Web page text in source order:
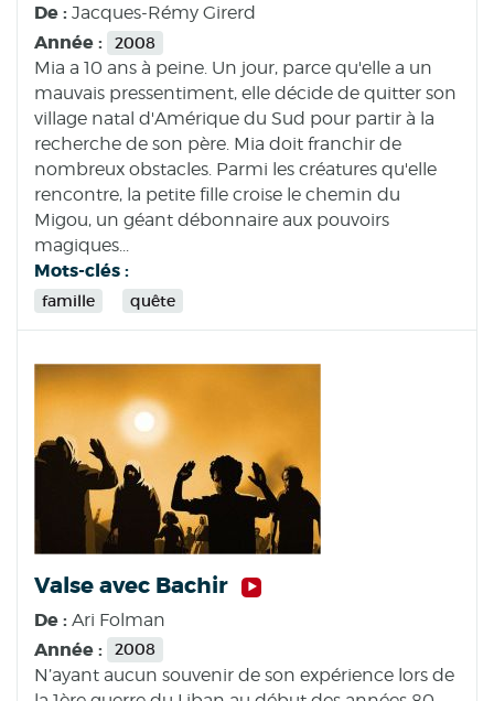
De : Jacques-Rémy Girerd
Année : 2008
Mia a 10 ans à peine. Un jour, parce qu'elle a un
mauvais pressentiment, elle décide de quitter son
village natal d'Amérique du Sud pour partir à la
recherche de son père. Mia doit franchir de
nombreux obstacles. Parmi les créatures qu'elle
rencontre, la petite fille croise le chemin du
Migou, un géant débonnaire aux pouvoirs
magiques...
Mots-clés :
famille quête
Valse avec Bachir
De : Ari Folman
Année : 2008
N’ayant aucun souvenir de son expérience lors de